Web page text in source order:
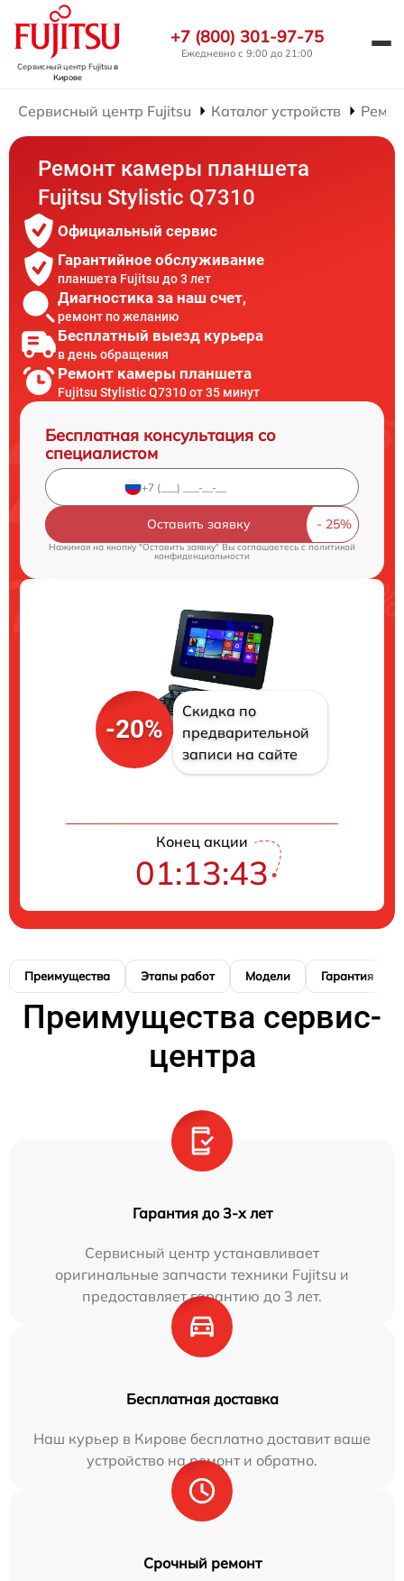
Сервисный центр Fujitsuв
Кирове
+7 (800) 301-97-75
Ежедневно с 9:00 до 21:00
Сервисный центр Fujitsu Каталог устройств
Ремонт камеры планшета
Fujitsu Stylistic Q7310
Официальный сервис
Гарантийное обслуживание
планшета Fujitsu до 3 лет
Диагностика за наш счет,
ремонт по желанию
Бесплатный выезд курьера
в день обращения
Ремонт камеры планшета
Fujitsu Stylistic Q7310 от 35 минут
Бесплатная консультация со
специалистом
Оставить заявку
Нажимая на кнопку "Оставить заявку" Вы соглашаетесь cполитикой
конфиденциальности
-20%
Скидка по
предварительной
записи на сайте
Конец акции
01:13:42
Преимущества Этапы работ Модели Гарантия
Преимущества сервис-
центра
Гарантия до 3-х лет
Сервисный центр устанавливает
оригинальные запчасти техники Fujitsu и
предоставляет гарантию до 3 лет.
Бесплатная доставка
Наш курьер в Кирове бесплатно доставит ваше
устройство на ремонт и обратно.
Срочный ремонт